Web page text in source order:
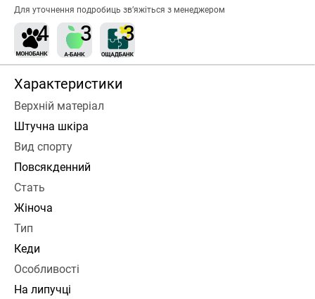
Для уточнення подробиць зв’яжіться з менеджером
Характеристики
Верхній матеріал
Штучна шкіра
Вид спорту
Повсякденний
Стать
Жіноча
Тип
Кеди
Особливості
На липучці